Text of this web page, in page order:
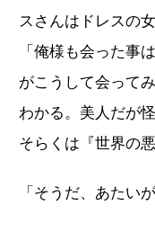
スさんはドレスの
「俺様も会った事
がこうして会って
わかる。美人だが
そらくは『世界の
「そうだ、あたい